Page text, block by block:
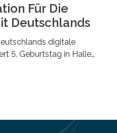
Für Die
Deutschlands
digitale
5. Geburtstag in Halle
in der
Grußworten und der